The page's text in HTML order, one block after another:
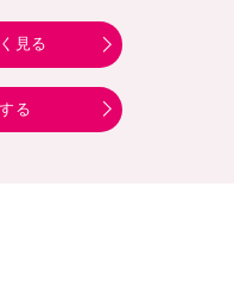
見る
る